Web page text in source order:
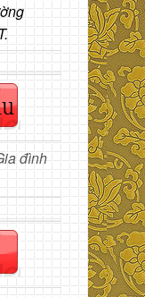
đình